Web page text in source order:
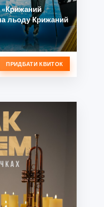
льоду Крижаний
ПРИДБАТИ КВИТОК